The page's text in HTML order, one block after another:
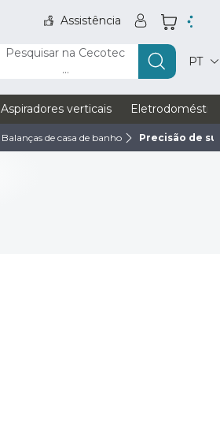
Assistência
Pesquisar na Cecotec
...
PT
Aspiradores verticais
Balanças de casa de banho Precisão de